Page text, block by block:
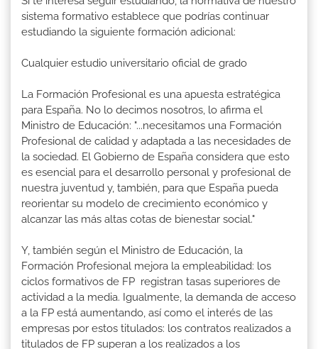
sistema formativo establece que podrías continuar
estudiando la siguiente formación adicional:
Cualquier estudio universitario oficial de grado
La Formación Profesional es una apuesta estratégica
para España. No lo decimos nosotros, lo afirma el
Ministro de Educación: "...necesitamos una Formación
Profesional de calidad y adaptada a las necesidades de
la sociedad. El Gobierno de España considera que esto
es esencial para el desarrollo personal y profesional de
nuestra juventud y, también, para que España pueda
reorientar su modelo de crecimiento económico y
alcanzar las más altas cotas de bienestar social."
Y, también según el Ministro de Educación, la
Formación Profesional mejora la empleabilidad: los
ciclos formativos de FP registran tasas superiores de
actividad a la media. Igualmente, la demanda de acceso
a la FP está aumentando, así como el interés de las
empresas por estos titulados: los contratos realizados a
titulados de FP superan a los realizados a los